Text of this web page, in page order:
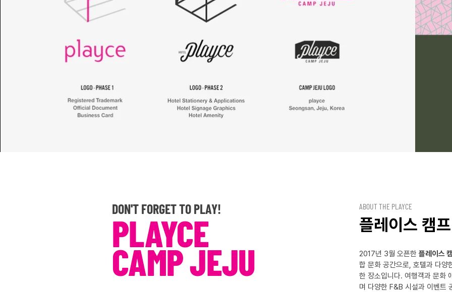
DON'T FORGET TO PLAY!
PLAYCE
CAMP JEJU
ABOUT THE PLAYCE
플레이스 캠
2017년 3월 오픈한 플레이스
합 문화 공간으로, 호텔과 다양
한 장소입니다. 여행객과 문화
며 다양한 F&B 시설과 이벤트